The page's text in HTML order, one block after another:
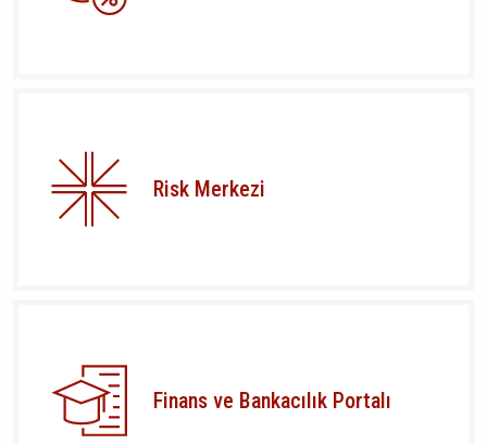
Risk Merkezi
Finans ve Bankacılık Portalı